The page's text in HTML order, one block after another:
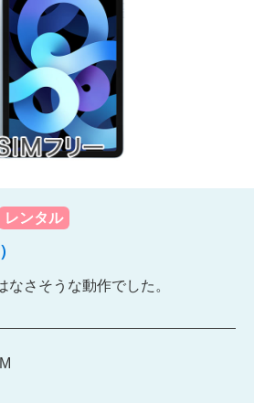
レンタル
さそうな動作でした。